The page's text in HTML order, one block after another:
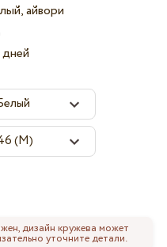
айвори
дизайн кружева может
уточните детали.